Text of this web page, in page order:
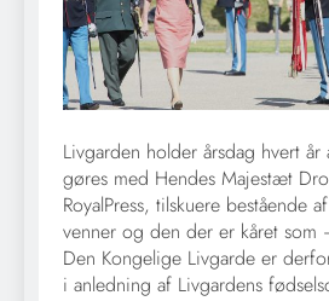
Livgarden holder årsdag hvert
gøres med Hendes Majestæt
RoyalPress, tilskuere bestående
venner og den der er kåret som
Den Kongelige Livgarde er
i anledning af Livgardens